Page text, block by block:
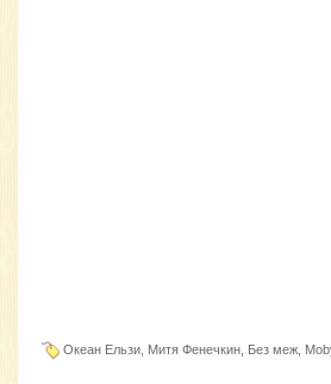
Океан Ельзи, Митя Фенечкин, Без меж,